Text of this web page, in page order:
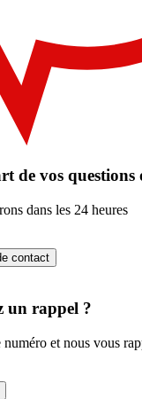
de vos
dans les 24 heures
contact
un rappel ?
et nous vous